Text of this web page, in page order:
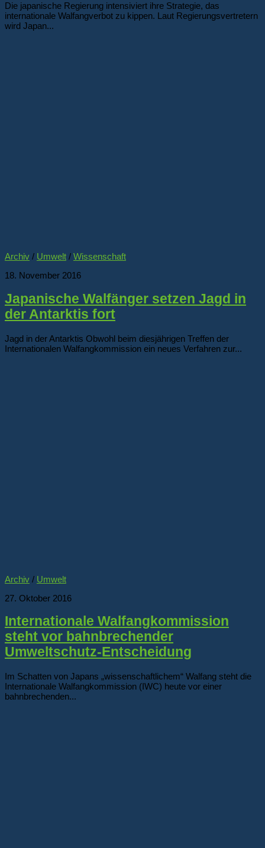
Die japanische Regierung intensiviert ihre Strategie, das
internationale Walfangverbot zu kippen. Laut Regierungsvertretern
wird Japan...
Archiv / Umwelt / Wissenschaft
18. November 2016
Japanische Walfänger setzen Jagd in
der Antarktis fort
Jagd in der Antarktis Obwohl beim diesjährigen Treffen der
Internationalen Walfangkommission ein neues Verfahren zur...
Archiv / Umwelt
27. Oktober 2016
Internationale Walfangkommission
steht vor bahnbrechender
Umweltschutz-Entscheidung
Im Schatten von Japans „wissenschaftlichem“ Walfang steht die
Internationale Walfangkommission (IWC) heute vor einer
bahnbrechenden...